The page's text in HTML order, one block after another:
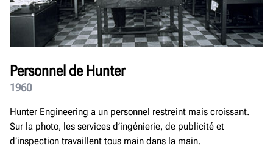
Personnel de Hunter
1960
Hunter Engineering a un personnel restreint mais croissant.
Sur la photo, les services d’ingénierie, de publicité et
d’inspection travaillent tous main dans la main.